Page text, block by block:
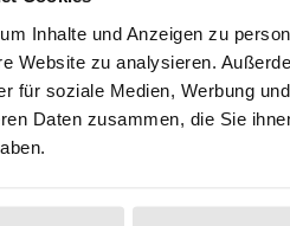
Inhalte und Anzeigen zu
Website zu analysieren.
für soziale Medien, Werbung
Daten zusammen, die Sie
kommt Giovanni